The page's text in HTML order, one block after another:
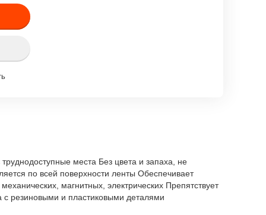
места Без цвета и запаха, не
по всей поверхности ленты Обеспечивает
магнитных, электрических Препятствует
с резиновыми и пластиковыми деталями